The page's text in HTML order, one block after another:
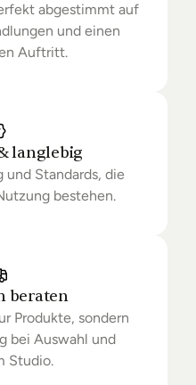
abgestimmt auf
und einen
Auftritt.
langlebig
und Standards, die
bestehen.
beraten
Produkte, sondern
bei Auswahl und
Studio.